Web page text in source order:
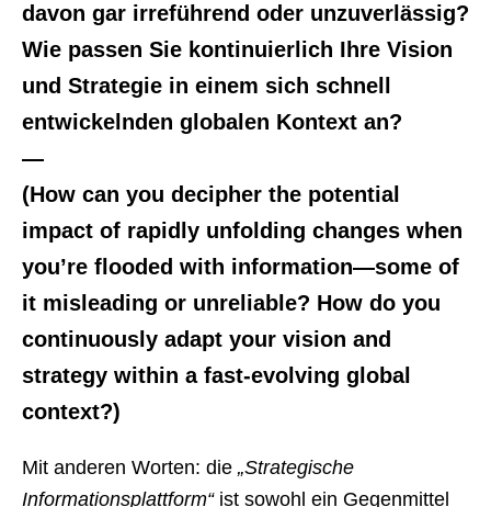
davon gar irreführend oder unzuverlässig?
Wie passen Sie kontinuierlich Ihre Vision
und Strategie in einem sich schnell
entwickelnden globalen Kontext an?
—
(How can you decipher the potential
impact of rapidly unfolding changes when
you’re flooded with information—some of
it misleading or unreliable? How do you
continuously adapt your vision and
strategy within a fast-evolving global
context?)
Mit anderen Worten: die „Strategische
Informationsplattform“ist sowohl ein Gegenmittel